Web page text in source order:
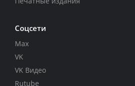
Соцсети
Max
VK
VK Видео
Rutube